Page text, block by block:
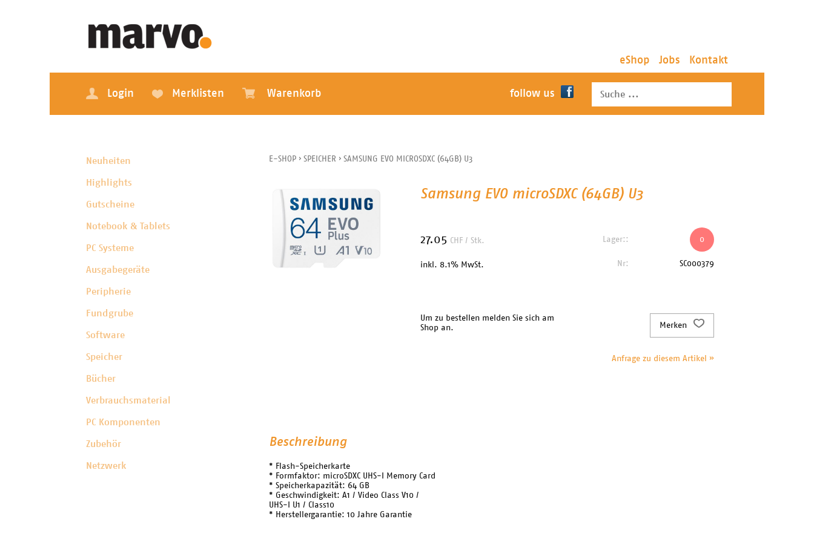
eShop Jobs Kontakt
Login Merklisten Warenkorb follow us
Neuheiten
Highlights
Gutscheine
Notebook & Tablets
PC Systeme
Ausgabegeräte
Peripherie
Fundgrube
Software
Speicher
Bücher
Verbrauchsmaterial
PC Komponenten
Zubehör
Netzwerk
E-SHOP › SPEICHER › SAMSUNG EVO MICROSDXC (64GB) U3
Samsung EVO microSDXC (64GB) U3
27.05 CHF / Stk.
inkl. 8.1% MwSt.
Lager:: 0
Nr: SC000379
Um zu bestellen melden Sie sich am
Shop an.
Merken
Anfrage zu diesem Artikel »
Beschreibung
* Flash-Speicherkarte
* Formfaktor: microSDXC UHS-I Memory Card
* Speicherkapazität: 64 GB
* Geschwindigkeit: A1 / Video Class V10 /
UHS-I U1 / Class10
* Herstellergarantie: 10 Jahre Garantie